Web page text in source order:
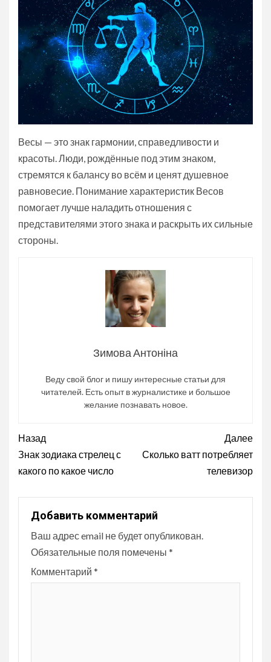
Весы — это знак гармонии, справедливости и
красоты. Люди, рождённые под этим знаком,
стремятся к балансу во всём и ценят душевное
равновесие. Понимание характеристик Весов
помогает лучше наладить отношения с
представителями этого знака и раскрыть их сильные
стороны.
Зимова Антоніна
Веду свой блог и пишу интересные статьи для
читателей. Есть опыт в журналистике и большое
желание познавать новое.
Продолжить
чтение
Назад
Знак зодиака стрелец с
какого по какое число
Далее
Сколько ватт потребляет
телевизор
Добавить комментарий
Ваш адрес email не будет опубликован.
Обязательные поля помечены *
Комментарий *